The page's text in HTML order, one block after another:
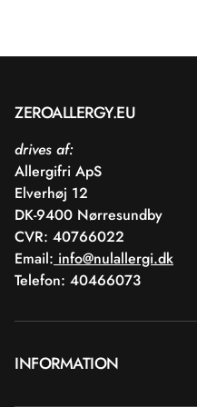
ZEROALLERGY.EU
drives af:
Allergifri ApS
Elverhøj 12
DK-9400 Nørresundby
CVR: 40766022
Email: info@nulallergi.dk
Telefon: 40466073
INFORMATION